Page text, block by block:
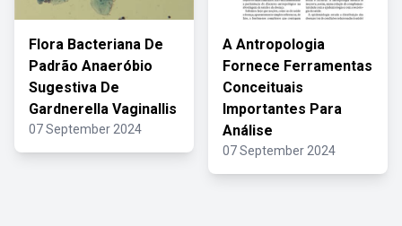
Flora Bacteriana De
Padrão Anaeróbio
Sugestiva De
Gardnerella Vaginallis
07 September 2024
A Antropologia
Fornece Ferramentas
Conceituais
Importantes Para
Análise
07 September 2024